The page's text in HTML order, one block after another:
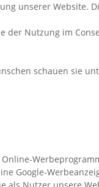
unserer Website.
der Nutzung im
schauen sie
Google-